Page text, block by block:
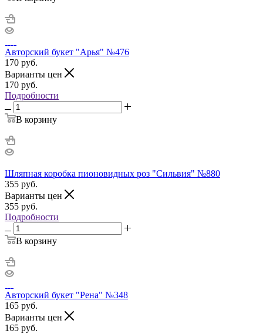
Авторский букет "Арья" №476
170 руб.
Варианты цен
170 руб.
Подробности
В корзину
Шляпная коробка пионовидных роз "Сильвия" №880
355 руб.
Варианты цен
355 руб.
Подробности
В корзину
Авторский букет "Рена" №348
165 руб.
Варианты цен
165 руб.